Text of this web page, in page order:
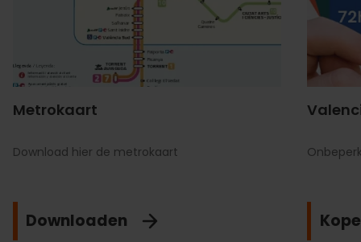
Metrokaart
Download hier de metrokaart
Downloaden